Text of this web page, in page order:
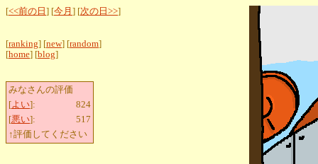
[<<前の日 ] [今月 ] [次の日>>]
[ranking] [new] [random]
[home] [blog]
みなさんの評価
[よい]:
824
[悪い]:
517
↑評価してください